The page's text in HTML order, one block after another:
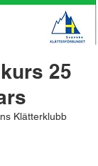
25
Klätterklubb